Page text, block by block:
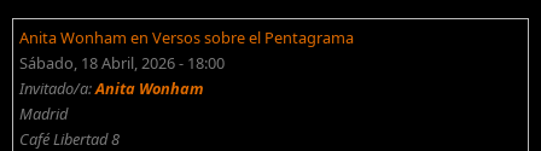
Anita Wonham en Versos sobre el Pentagrama
Sábado, 18 Abril, 2026 - 18:00
Invitado/a:Anita Wonham
Madrid
Café Libertad 8